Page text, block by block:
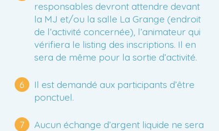
responsables devront attendre devant
la MJ et/ou la salle La Grange (endroit
de l’activité concernée), l’animateur qui
vérifiera le listing des inscriptions. Il en
sera de même pour la sortie d’activité.
Il est demandé aux participants d’être
ponctuel.
Aucun échange d’argent liquide ne sera